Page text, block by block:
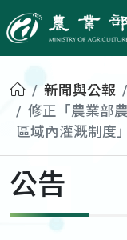
農業
首頁新聞與公報
修正「農業部
區域內灌溉制度
公告